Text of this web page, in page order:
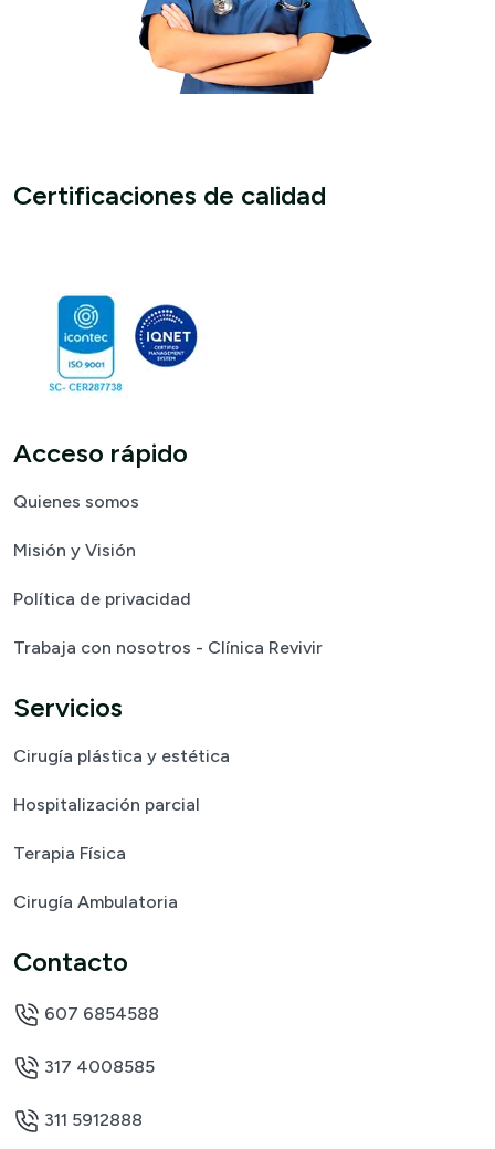
Certificaciones de calidad
Acceso rápido
Quienes somos
Misión y Visión
Política de privacidad
Trabaja con nosotros - Clínica Revivir
Servicios
Cirugía plástica y estética
Hospitalización parcial
Terapia Física
Cirugía Ambulatoria
Contacto
607 6854588
317 4008585
311 5912888